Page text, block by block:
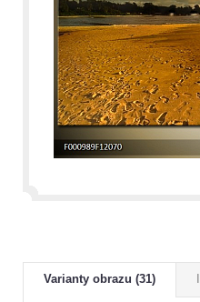
Varianty obrazu (31)